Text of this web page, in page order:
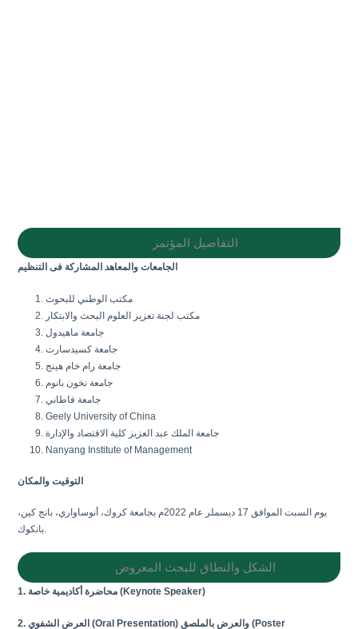
التفاصيل المؤتمر
الجامعات والمعاهد المشاركة فى التنظيم
مكتب الوطني للبحوث
مكتب لجنة تعزيز العلوم البحث والابتكار
جامعة ماهيدول
جامعة كسيدسارت
جامعة رام خام هينج
جامعة نخون بانوم
جامعة فاطاني
Geely University of China
جامعة الملك عبد العزيز كلية الاقتصاد والإدارة
Nanyang Institute of Management
التوقيت والمكان
يوم السبت الموافق 17 ديسملر عام 2022م بجامعة كروك، أنوساواري، بانج كين،
الشكل والنطاق للبحث المعروض
1. محاضرة أكاديمية خاصة (Keynote Speaker)
2. العرض الشفوي (Oral Presentation) والعرض بالملصق (Poster